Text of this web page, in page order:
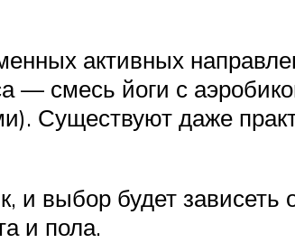
активных
смесь йоги с
Существуют даже
и выбор будет
и пола.